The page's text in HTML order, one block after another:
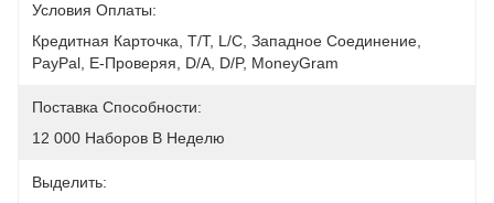
Условия Оплаты:
Кредитная Карточка, T/T, L/C, Западное Соединение,
PayPal, E-Проверяя, D/A, D/P, MoneyGram
Поставка Способности:
12 000 Наборов В Неделю
Выделить: